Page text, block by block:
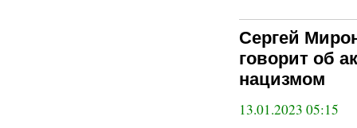
Сергей
говорит об
нацизмом
13.01.2023 05:15